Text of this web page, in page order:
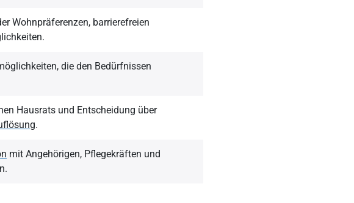
Wohnpräferenzen, barrierefreien
die den Bedürfnissen
Hausrats und Entscheidung über
.
mit Angehörigen, Pflegekräften und